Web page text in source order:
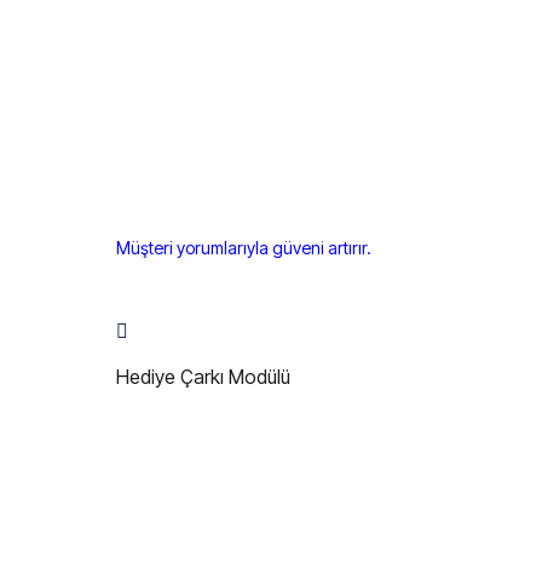
Müşteri yorumlarıyla güveni artırır.
Hediye Çarkı Modülü